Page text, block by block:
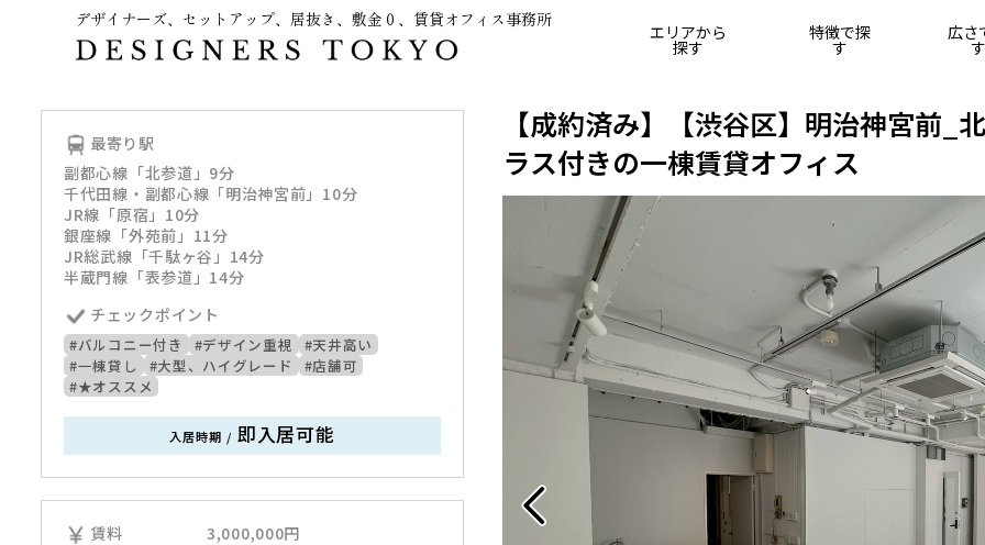
デザイナーズ、セットアップ、居抜き、敷金０、賃貸オフィス事務所
エリアから
探す
特徴で探
す
広さ
す
【成約済み】【渋谷区】明治神宮前_
ラス付きの一棟賃貸オフィス
最寄り駅
副都心線「北参道」9分
千代田線・副都心線「明治神宮前」10分
JR線「原宿」10分
銀座線「外苑前」11分
JR総武線「千駄ヶ谷」14分
半蔵門線「表参道」14分
チェックポイント
#バルコニー付き #デザイン重視
#天井高い
#一棟貸し
#大型、ハイグレード
#店舗可
#★オススメ
入居時期 / 即入居可能
賃料 3,000,000円